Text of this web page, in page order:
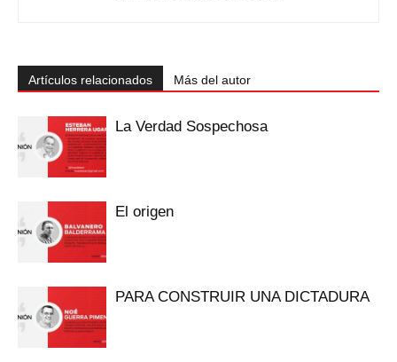
Artículos relacionados Más del autor
La Verdad Sospechosa
El origen
PARA CONSTRUIR UNA DICTADURA